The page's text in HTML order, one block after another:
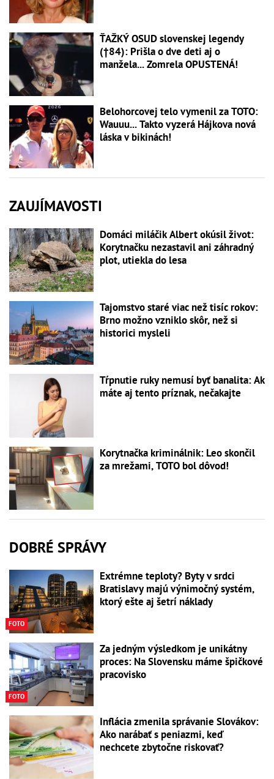
ŤAŽKÝ OSUD slovenskej legendy
(†84): Prišla o dve deti aj o
manžela... Zomrela OPUSTENÁ!
Belohorcovej telo vymenil za TOTO:
Wauuu... Takto vyzerá Hájkova nová
láska v bikinách!
ZAUJÍMAVOSTI
Domáci miláčik Albert okúsil život:
Korytnačku nezastavil ani záhradný
plot, utiekla do lesa
Tajomstvo staré viac než tisíc rokov:
Brno možno vzniklo skôr, než si
historici mysleli
Tŕpnutie ruky nemusí byť banalita: Ak
máte aj tento príznak, nečakajte
Korytnačka kriminálnik: Leo skončil
za mrežami, TOTO bol dôvod!
DOBRÉ SPRÁVY
FOTO
Extrémne teploty? Byty v srdci
Bratislavy majú výnimočný systém,
ktorý ešte aj šetrí náklady
FOTO
Za jedným výsledkom je unikátny
proces: Na Slovensku máme špičkové
pracovisko
Inflácia zmenila správanie Slovákov:
Ako narábať s peniazmi, keď
nechcete zbytočne riskovať?